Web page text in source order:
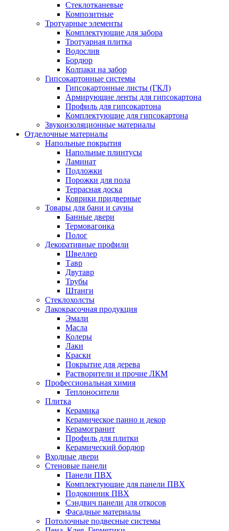
Стеклотканевые
Композитные
Тротуарные элементы
Комплектующие для забора
Тротуарная плитка
Водослив
Бордюр
Колпаки на забор
Гипсокартонные системы
Гипсокартонные листы (ГКЛ)
Армирующие ленты для гипсокартона
Профиль для гипсокартона
Комплектующие для гипсокартона
Звукоизоляционные материалы
Отделочные материалы
Напольные покрытия
Напольные плинтусы
Ламинат
Подложки
Порожки для пола
Террасная доска
Коврики придверные
Товары для бани и сауны
Банные двери
Термовагонка
Полог
Декоративные профили
Швеллер
Тавр
Двутавр
Трубы
Штанги
Стеклохолсты
Лакокрасочная продукция
Эмали
Масла
Колеры
Лаки
Краски
Покрытие для дерева
Растворители и прочие ЛКМ
Профессиональная химия
Теплоносители
Плитка
Керамика
Керамическое панно и декор
Керамогранит
Профиль для плитки
Керамический бордюр
Входные двери
Стеновые панели
Панели ПВХ
Комплектующие для панели ПВХ
Подоконник ПВХ
Сэндвич панели для откосов
Фасадные материалы
Потолочные подвесные системы